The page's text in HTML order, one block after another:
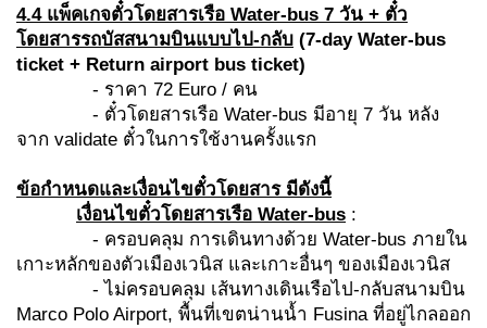
4.4 แพ็คเกจตั๋วโดยสารเรือ Water-bus 7 วัน + ตั๋ว
โดยสารรถบัสสนามบินแบบไป-กลับ (7-day Water-bus
ticket + Return airport bus ticket)
- ราคา 72 Euro / คน
- ตั๋วโดยสารเรือ Water-bus มีอายุ 7 วัน หลัง
จาก validate ตั๋วในการใช้งานครั้งแรก
ข้อกำหนดและเงื่อนไขตั๋วโดยสาร มีดังนี้
เงื่อนไขตั๋วโดยสารเรือ Water-bus :
- ครอบคลุม การเดินทางด้วย Water-bus ภายใน
เกาะหลักของตัวเมืองเวนิส และเกาะอื่นๆ ของเมืองเวนิส
- ไม่ครอบคลุม เส้นทางเดินเรือไป-กลับสนามบิน
Marco Polo Airport, พื้นที่เขตน่านน้ำ Fusina ที่อยู่ไกลออก